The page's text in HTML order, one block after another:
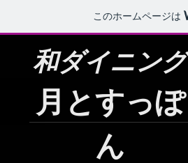
このホームページは
和ダイニング
月とすっぽ
ん